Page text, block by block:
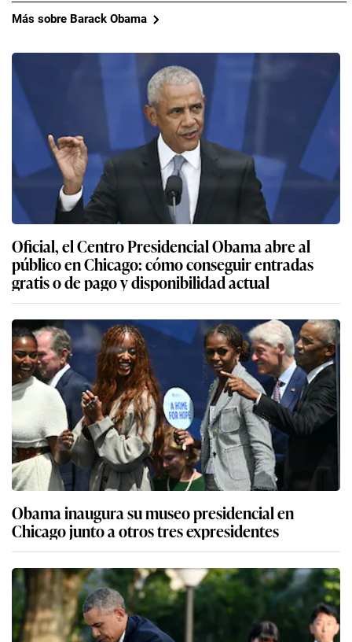
Más sobre Barack Obama
Oficial, el Centro Presidencial Obama abre al
público en Chicago: cómo conseguir entradas
gratis o de pago y disponibilidad actual
Obama inaugura su museo presidencial en
Chicago junto a otros tres expresidentes